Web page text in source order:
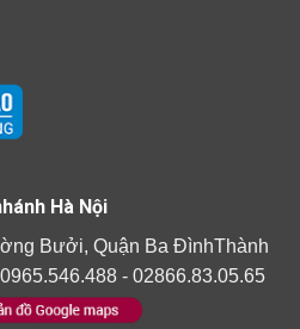
Hà Nội
Bưởi, Quận Ba ĐìnhThành
0965.546.488 - 02866.83.05.65